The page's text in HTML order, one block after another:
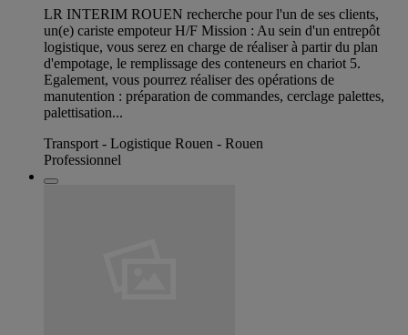
LR INTERIM ROUEN recherche pour l'un de ses clients,
un(e) cariste empoteur H/F Mission : Au sein d'un entrepôt
logistique, vous serez en charge de réaliser à partir du plan
d'empotage, le remplissage des conteneurs en chariot 5.
Egalement, vous pourrez réaliser des opérations de
manutention : préparation de commandes, cerclage palettes,
palettisation...
Transport - Logistique Rouen - Rouen
Professionnel